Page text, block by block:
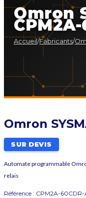
Omron
Accueil/Fabricants/
Omron
SUR DEVIS
Automate programmable
relais
Référence : CPM2A-60CDR-